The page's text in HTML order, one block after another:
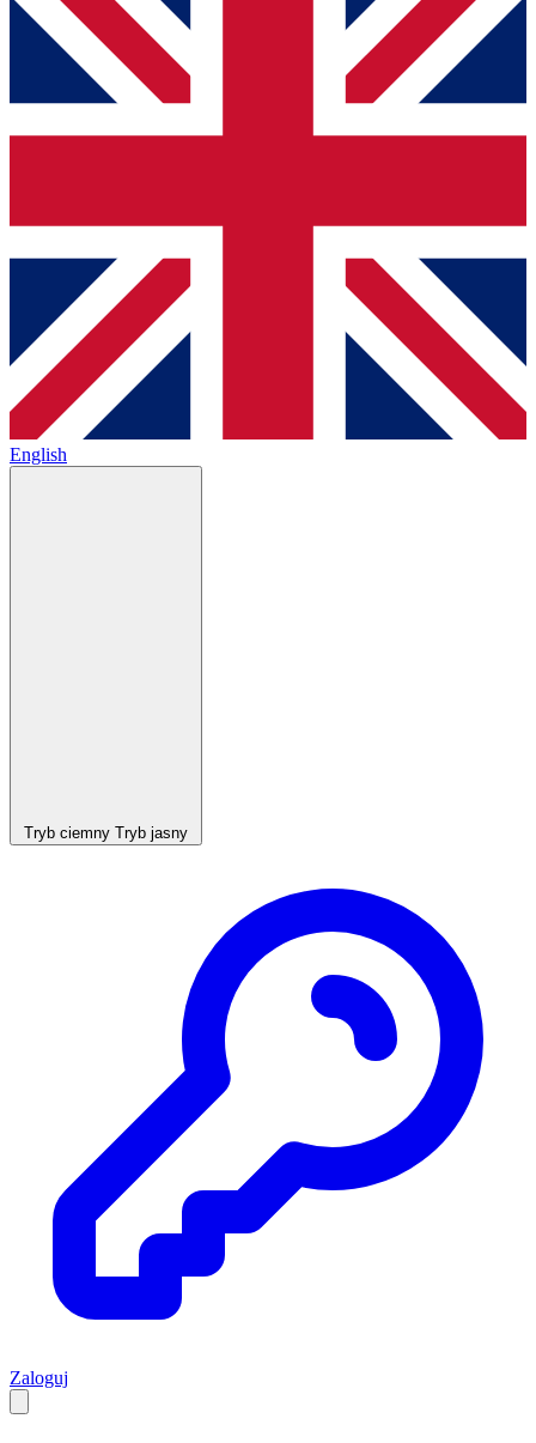
English
Tryb ciemny Tryb jasny
Zaloguj